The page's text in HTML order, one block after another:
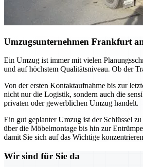
Umzugsunternehmen Frankfurt
Ein Umzug ist immer mit vielen
und auf höchstem Qualitätsniveau. Ob der
Von der ersten Kontaktaufnahme bis zur
nicht nur die Logistik, sondern auch die
privaten oder gewerblichen Umzug handelt.
Ein gut geplanter Umzug ist der Schlüssel
über die Möbelmontage bis hin zur
damit Sie sich auf das Wichtige
Wir sind für Sie da